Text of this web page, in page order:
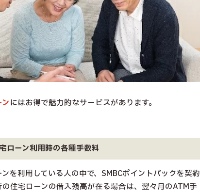
にはお得で魅力的なサービスがあります。
ローン利用時の各種手数料
を利用している人の中で、SMBCポイントパックを契約
住宅ローンの借入残高が在る場合は、翌々月のATM手